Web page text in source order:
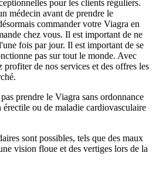
pour les clients réguliers.
médecin avant de prendre le
commander votre Viagra en
chez vous. Il est important de ne
fois par jour. Il est important de se
pas sur tout le monde. Avec
de nos services et des offres les
prendre le Viagra sans ordonnance
érectile ou de maladie cardiovasculaire
sont possibles, tels que des maux
vision floue et des vertiges lors de la